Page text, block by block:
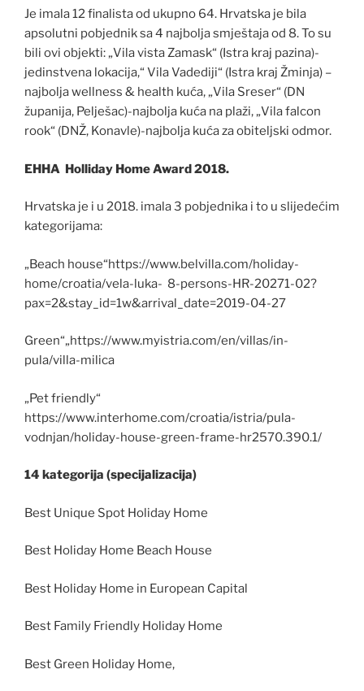
Je imala 12 finalista od ukupno 64. Hrvatska je bila
apsolutni pobjednik sa 4 najbolja smještaja od 8. To su
bili ovi objekti: „Vila vista Zamask“ (Istra kraj pazina)-
jedinstvena lokacija,“ Vila Vadediji“ (Istra kraj Žminja) –
najbolja wellness & health kuća, „Vila Sreser“ (DN
županija, Pelješac)-najbolja kuća na plaži, „Vila falcon
rook“ (DNŽ, Konavle)-najbolja kuća za obiteljski odmor.
EHHA Holliday Home Award 2018.
Hrvatska je i u 2018. imala 3 pobjednika i to u slijedećim
kategorijama:
„Beach house“https://www.belvilla.com/holiday-
home/croatia/vela-luka- 8-persons-HR-20271-02?
pax=2&stay_id=1w&arrival_date=2019-04-27
Green“„https://www.myistria.com/en/villas/in-
pula/villa-milica
„Pet friendly“
https://www.interhome.com/croatia/istria/pula-
vodnjan/holiday-house-green-frame-hr2570.390.1/
14 kategorija (specijalizacija)
Best Unique Spot Holiday Home
Best Holiday Home Beach House
Best Holiday Home in European Capital
Best Family Friendly Holiday Home
Best Green Holiday Home,